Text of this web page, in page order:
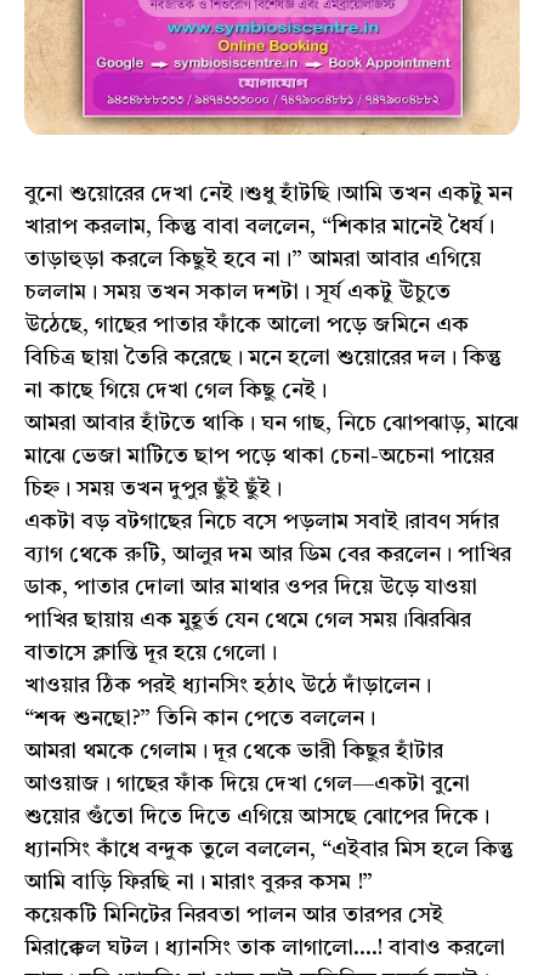
বুনো শুয়োরের দেখা নেই।শুধু হাঁটছি।আমি তখন একটু মন
খারাপ করলাম, কিন্তু বাবা বললেন, “শিকার মানেই ধৈর্য।
তাড়াহুড়া করলে কিছুই হবে না।” আমরা আবার এগিয়ে
চললাম। সময় তখন সকাল দশটা। সূর্য একটু উঁচুতে
উঠেছে, গাছের পাতার ফাঁকে আলো পড়ে জমিনে এক
বিচিত্র ছায়া তৈরি করেছে। মনে হলো শুয়োরের দল। কিন্তু
না কাছে গিয়ে দেখা গেল কিছু নেই।
আমরা আবার হাঁটতে থাকি। ঘন গাছ, নিচে ঝোপঝাড়, মাঝে
মাঝে ভেজা মাটিতে ছাপ পড়ে থাকা চেনা-অচেনা পায়ের
চিহ্ন। সময় তখন দুপুর ছুঁই ছুঁই।
একটা বড় বটগাছের নিচে বসে পড়লাম সবাই।রাবণ সর্দার
ব্যাগ থেকে রুটি, আলুর দম আর ডিম বের করলেন। পাখির
ডাক, পাতার দোলা আর মাথার ওপর দিয়ে উড়ে যাওয়া
পাখির ছায়ায় এক মুহূর্ত যেন থেমে গেল সময়।ঝিরঝির
বাতাসে ক্লান্তি দূর হয়ে গেলো।
খাওয়ার ঠিক পরই ধ্যানসিং হঠাৎ উঠে দাঁড়ালেন।
“শব্দ শুনছো?” তিনি কান পেতে বললেন।
আমরা থমকে গেলাম। দূর থেকে ভারী কিছুর হাঁটার
আওয়াজ। গাছের ফাঁক দিয়ে দেখা গেল—একটা বুনো
শুয়োর গুঁতো দিতে দিতে এগিয়ে আসছে ঝোপের দিকে।
ধ্যানসিং কাঁধে বন্দুক তুলে বললেন, “এইবার মিস হলে কিন্তু
আমি বাড়ি ফিরছি না। মারাং বুরুর কসম !”
কয়েকটি মিনিটের নিরবতা পালন আর তারপর সেই
মিরাক্কেল ঘটল। ধ্যানসিং তাক লাগালো....! বাবাও করলো